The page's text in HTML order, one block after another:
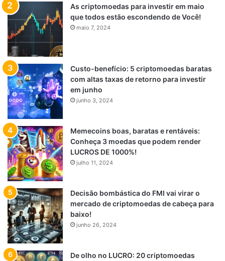
As criptomoedas para investir em maio
que todos estão escondendo de Você!
maio 7, 2024
Custo-benefício: 5 criptomoedas baratas
com altas taxas de retorno para investir
em junho
junho 3, 2024
Memecoins boas, baratas e rentáveis:
Conheça 3 moedas que podem render
LUCROS DE 1000%!
julho 11, 2024
Decisão bombástica do FMI vai virar o
mercado de criptomoedas de cabeça para
baixo!
junho 26, 2024
De olho no LUCRO: 20 criptomoedas